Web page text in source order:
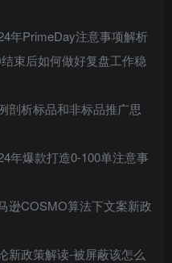
年PrimeDay注意事项解析
束后如何做好复盘工作稳
剖析标品和非标品推广思
年爆款打造0-100单注意事
逊COSMO算法下文案新政
新政策解读-被屏蔽该怎么